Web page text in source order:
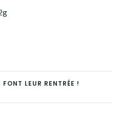
LEUR RENTRÉE !